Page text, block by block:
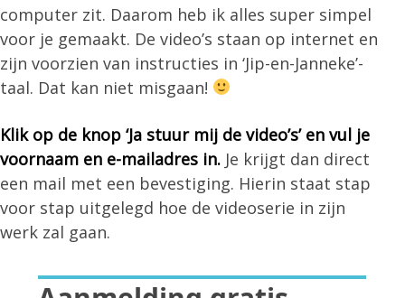
computer zit. Daarom heb ik alles super simpel
voor je gemaakt. De video’s staan op internet en
zijn voorzien van instructies in ‘Jip-en-Janneke’-
taal. Dat kan niet misgaan!
Klik op de knop ‘Ja stuur mij de video’s’ en vul je
voornaam en e-mailadres in. Je krijgt dan direct
een mail met een bevestiging. Hierin staat stap
voor stap uitgelegd hoe de videoserie in zijn
werk zal gaan.